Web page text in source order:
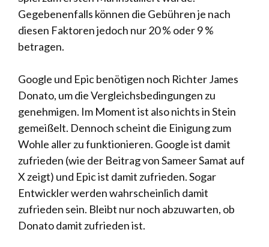
Gegebenenfalls können die Gebühren je nach
diesen Faktoren jedoch nur 20 % oder 9 %
betragen.
Google und Epic benötigen noch Richter James
Donato, um die Vergleichsbedingungen zu
genehmigen. Im Moment ist also nichts in Stein
gemeißelt. Dennoch scheint die Einigung zum
Wohle aller zu funktionieren. Google ist damit
zufrieden (wie der Beitrag von Sameer Samat auf
X zeigt) und Epic ist damit zufrieden. Sogar
Entwickler werden wahrscheinlich damit
zufrieden sein. Bleibt nur noch abzuwarten, ob
Donato damit zufrieden ist.